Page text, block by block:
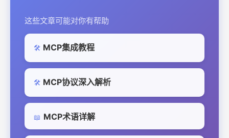
这些文章可能对你有帮助
🛠️ MCP集成教程
🛠️ MCP协议深入解析
📖 MCP术语详解